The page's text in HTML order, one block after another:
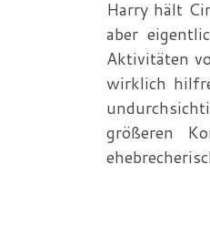
Harry hält
aber
Aktivitäten
wirklich
größeren